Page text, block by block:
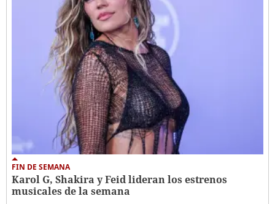
FIN DE SEMANA
Karol G, Shakira y Feid lideran los estrenos
musicales de la semana